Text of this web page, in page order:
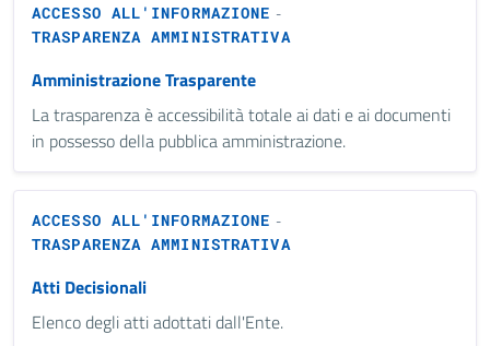
ACCESSO ALL'INFORMAZIONE -
TRASPARENZA AMMINISTRATIVA
Amministrazione Trasparente
La trasparenza è accessibilità totale ai dati e ai documenti
in possesso della pubblica amministrazione.
ACCESSO ALL'INFORMAZIONE -
TRASPARENZA AMMINISTRATIVA
Atti Decisionali
Elenco degli atti adottati dall'Ente.